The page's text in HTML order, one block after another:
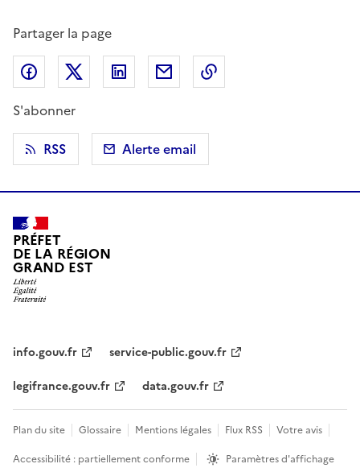
Partager la page
Partager sur Facebook
Partager sur X (anciennement Twitter)
Partager sur LinkedIn
Partager par email
S'abonner
RSS
Alerte email
PRÉFET
DE LA RÉGION
GRAND EST
info.gouv.fr
service-public.gouv.fr
legifrance.gouv.fr
data.gouv.fr
Plan du site Glossaire Mentions légales Flux RSS
Votre avis
Accessibilité : partiellement conforme
Paramètres d'affichage